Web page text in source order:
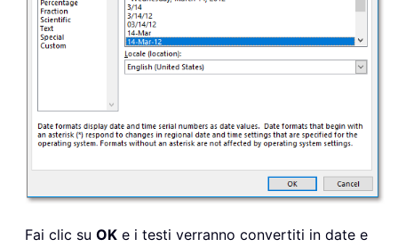
Fai clic su OK e i testi verranno convertiti in date e